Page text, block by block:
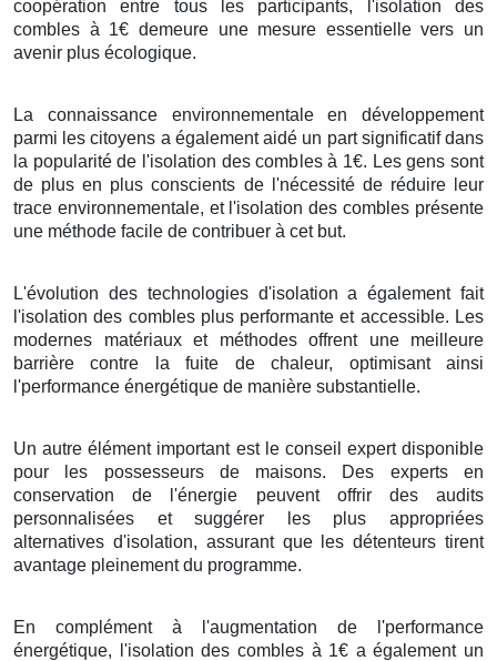
coopération entre tous les participants, l'isolation des
combles à 1€ demeure une mesure essentielle vers un
avenir plus écologique.
La connaissance environnementale en développement
parmi les citoyens a également aidé un part significatif dans
la popularité de l'isolation des combles à 1€. Les gens sont
de plus en plus conscients de l'nécessité de réduire leur
trace environnementale, et l'isolation des combles présente
une méthode facile de contribuer à cet but.
L'évolution des technologies d'isolation a également fait
l'isolation des combles plus performante et accessible. Les
modernes matériaux et méthodes offrent une meilleure
barrière contre la fuite de chaleur, optimisant ainsi
l'performance énergétique de manière substantielle.
Un autre élément important est le conseil expert disponible
pour les possesseurs de maisons. Des experts en
conservation de l'énergie peuvent offrir des audits
personnalisées et suggérer les plus appropriées
alternatives d'isolation, assurant que les détenteurs tirent
avantage pleinement du programme.
En complément à l'augmentation de l'performance
énergétique, l'isolation des combles à 1€ a également un